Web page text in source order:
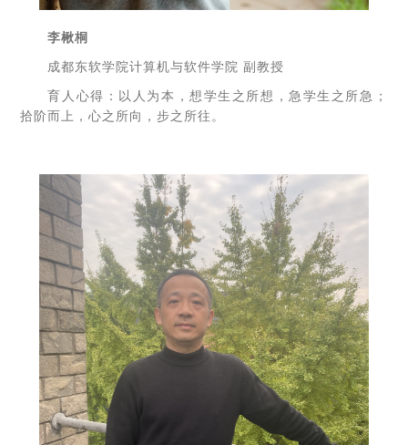
李楸桐
成都东软学院计算机与软件学院 副教授
育人心得：以人为本，想学生之所想，急学生之所急；
拾阶而上，心之所向，步之所往。